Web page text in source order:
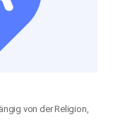
von der Religion,